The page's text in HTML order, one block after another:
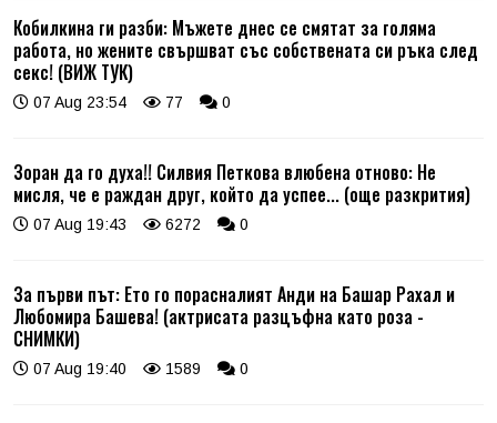
Кобилкина ги разби: Мъжете днес се смятат за голяма
работа, но жените свършват със собствената си ръка след
секс! (ВИЖ ТУК)
07 Aug 23:54 77 0
Зоран да го духа!! Силвия Петкова влюбена отново: Не
мисля, че е раждан друг, който да успее... (още разкрития)
07 Aug 19:43 6272 0
За първи път: Ето го порасналият Анди на Башар Рахал и
Любомира Башева! (актрисата разцъфна като роза -
СНИМКИ)
07 Aug 19:40 1589 0